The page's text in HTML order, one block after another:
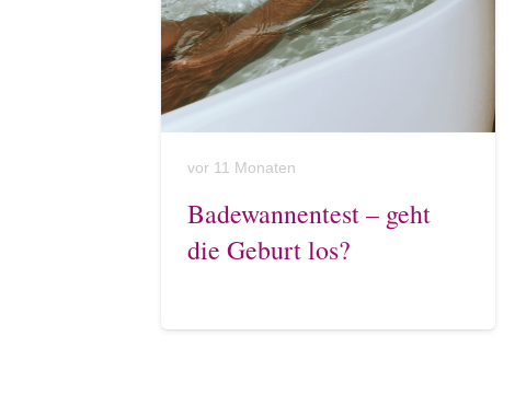
vor 11 Monaten
Badewannentest – geht
die Geburt los?